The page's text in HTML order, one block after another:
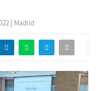
| Madrid